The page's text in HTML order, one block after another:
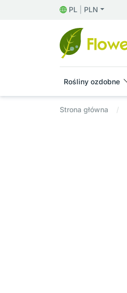
PL PLN
Rośliny ozdobne
Strona główna